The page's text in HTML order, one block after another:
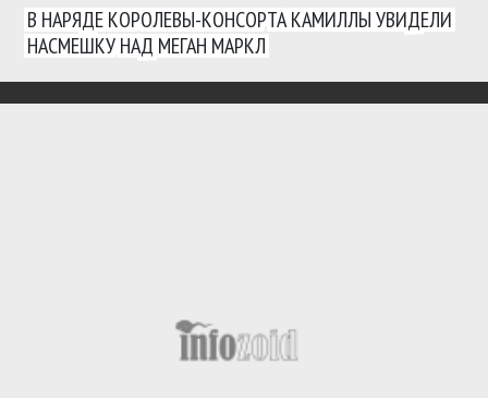
В НАРЯДЕ КОРОЛЕВЫ-КОНСОРТА КАМИЛЛЫ УВИДЕЛИ
НАСМЕШКУ НАД МЕГАН МАРКЛ